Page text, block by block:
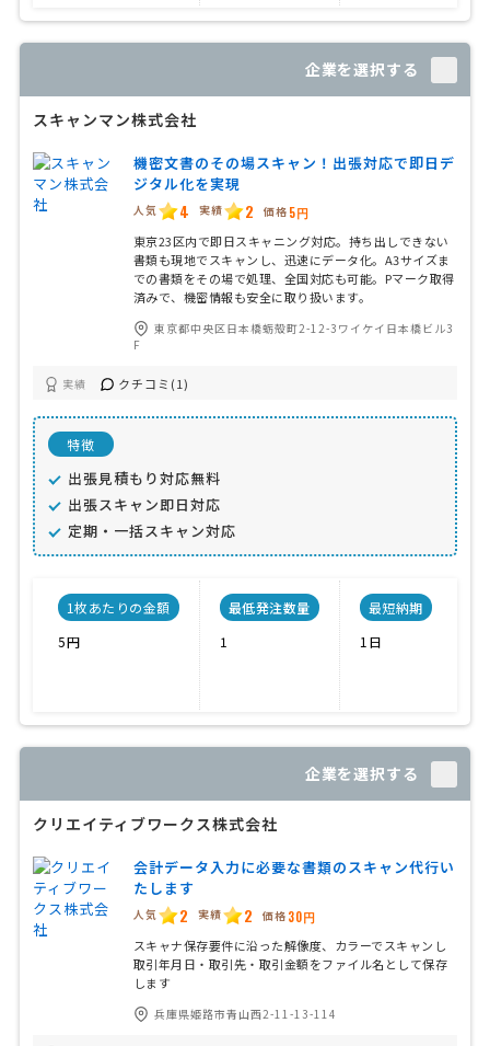
企業を選択する
スキャンマン株式会社
機密文書のその場スキャン！出張対応で即日デ
ジタル化を実現
人気 4 実績 2 価格 5円
東京23区内で即日スキャニング対応。持ち出しできない
書類も現地でスキャンし、迅速にデータ化。A3サイズま
での書類をその場で処理、全国対応も可能。Pマーク取得
済みで、機密情報も安全に取り扱います。
東京都中央区日本橋蛎殻町2-12-3ワイケイ日本橋ビル3
F
実績 クチコミ(1)
特徴
出張見積もり対応無料
出張スキャン即日対応
定期・一括スキャン対応
1枚あたりの金額
5円
最低発注数量
1
最短納期
1日
企業を選択する
クリエイティブワークス株式会社
会計データ入力に必要な書類のスキャン代行い
たします
人気 2 実績 2 価格 30円
スキャナ保存要件に沿った解像度、カラーでスキャンし
取引年月日・取引先・取引金額をファイル名として保存
します
兵庫県姫路市青山西2-11-13-114